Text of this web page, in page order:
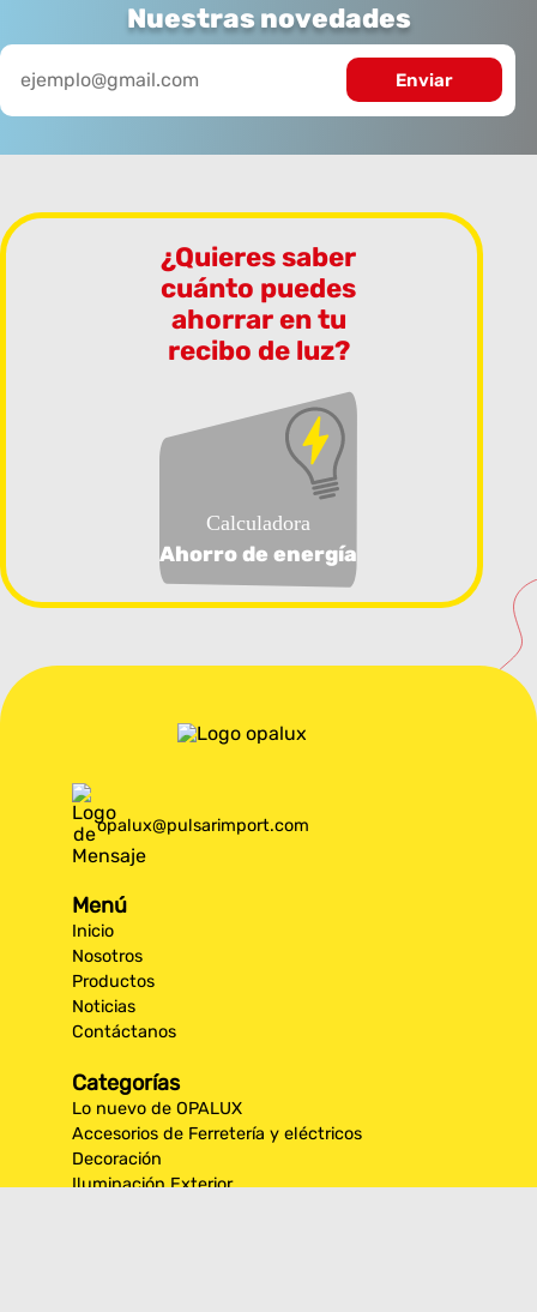
Nuestras novedades
¿Quieres saber
cuánto puedes
ahorrar en tu
recibo de luz?
Calculadora
Ahorro de energía
opalux@pulsarimport.com
Menú
Inicio
Nosotros
Productos
Noticias
Contáctanos
Categorías
Lo nuevo de OPALUX
Accesorios de Ferretería y eléctricos
Decoración
Iluminación Exterior